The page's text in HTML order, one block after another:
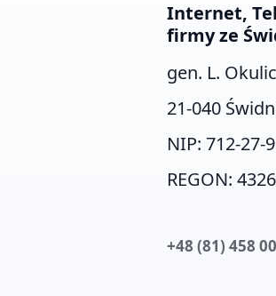
Internet,
firmy ze
gen. L.
21-040
NIP: 712-27-
REGON:
+48 (81) 458